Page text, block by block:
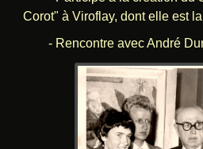
Corot" à Viroflay, dont elle est
- Rencontre avec André